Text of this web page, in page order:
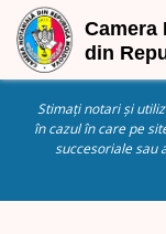
Stimați notari și
în cazul în care pe
succesoriale sau